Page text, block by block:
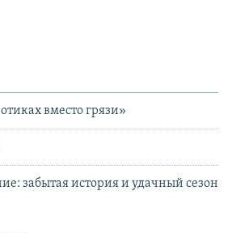
вместо грязи»
забытая история и удачный сезон